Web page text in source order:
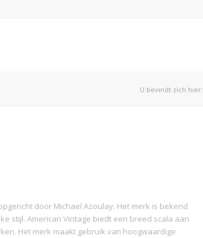
U bevindt zich hier:
door Michael Azoulay. Het merk is bekend
stijl. American Vintage biedt een breed scala aan
Het merk maakt gebruik van hoogwaardige